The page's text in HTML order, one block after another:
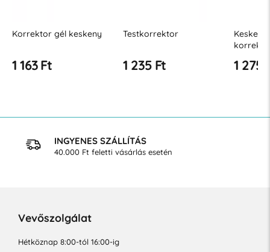
Korrektor gél keskeny
1 163 Ft
Testkorrektor
1 235 Ft 1 275
INGYENES SZÁLLÍTÁS
40.000 Ft feletti vásárlás esetén
Vevőszolgálat
Hétköznap 8:00-tól 16:00-ig